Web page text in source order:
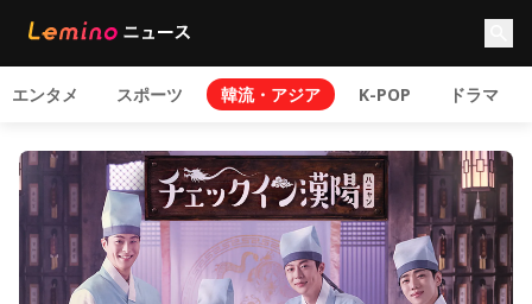
エンタメ スポーツ 韓流・アジア K-POP ドラマ